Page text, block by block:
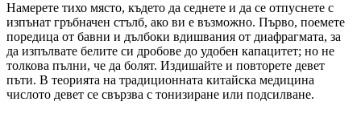
Намерете тихо място, където да седнете и да се отпуснете с
изпънат гръбначен стълб, ако ви е възможно. Първо, поемете
поредица от бавни и дълбоки вдишвания от диафрагмата, за
да изпълвате белите си дробове до удобен капацитет; но не
толкова пълни, че да болят. Издишайте и повторете девет
пъти. В теорията на традиционната китайска медицина
числото девет се свързва с тонизиране или подсилване.